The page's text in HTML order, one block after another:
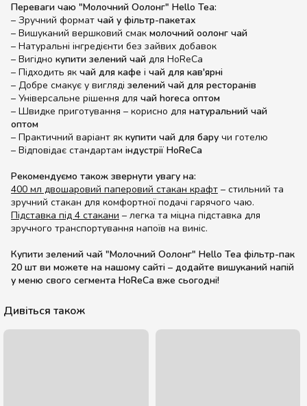
Переваги чаю "Молочний Оолонг" Hello Tea:
– Зручний формат чай у фільтр-пакетах
– Вишуканий вершковий смак молочний оолонг чай
– Натуральні інгредієнти без зайвих добавок
– Вигідно купити зелений чай для HoReCa
– Підходить як чай для кафе і чай для кав'ярні
– Добре смакує у вигляді зелений чай для ресторанів
– Універсальне рішення для чай horeca оптом
– Швидке приготування – корисно для натуральний чай
оптом
– Практичний варіант як купити чай для бару чи готелю
– Відповідає стандартам індустрії HoReCa
Рекомендуємо також звернути увагу на:
400 мл двошаровий паперовий стакан крафт – стильний та
зручний стакан для комфортної подачі гарячого чаю.
Підставка під 4 стакани – легка та міцна підставка для
зручного транспортування напоїв на виніс.
Купити зелений чай "Молочний Оолонг" Hello Tea фільтр-пак
20 шт ви можете на нашому сайті – додайте вишуканий напій
у меню свого сегмента HoReCa вже сьогодні!
Дивіться також